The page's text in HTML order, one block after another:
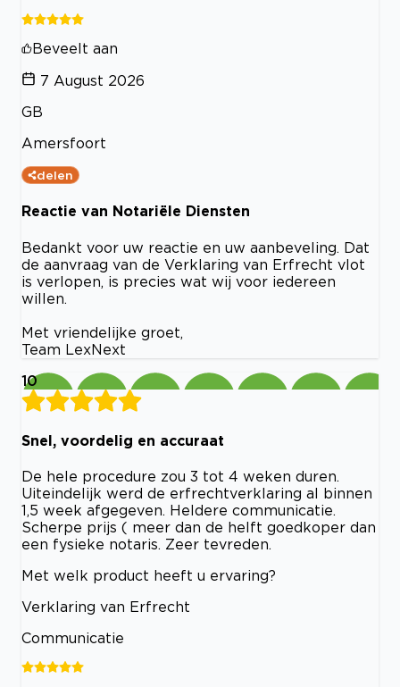
Beveelt aan
7 August 2026
GB
Amersfoort
delen
Reactie van Notariële Diensten
Bedankt voor uw reactie en uw aanbeveling. Dat
de aanvraag van de Verklaring van Erfrecht vlot
is verlopen, is precies wat wij voor iedereen
willen.
Met vriendelijke groet,
Team LexNext
10
Snel, voordelig en accuraat
De hele procedure zou 3 tot 4 weken duren.
Uiteindelijk werd de erfrechtverklaring al binnen
1,5 week afgegeven. Heldere communicatie.
Scherpe prijs ( meer dan de helft goedkoper dan
een fysieke notaris. Zeer tevreden.
Met welk product heeft u ervaring?
Verklaring van Erfrecht
Communicatie